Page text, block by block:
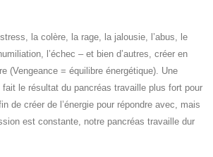
la colère, la rage, la jalousie, l’abus, le
l’échec – et bien d’autres, créer en
(Vengeance = équilibre énergétique). Une
fait le résultat du pancréas travaille plus fort pour
de créer de l’énergie pour répondre avec, mais
est constante, notre pancréas travaille dur